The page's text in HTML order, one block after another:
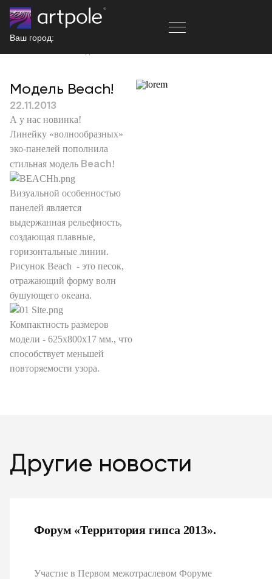
Ваш город:
Модель Beach!
22.11.2013
А у нас новинка!
Линейку «волнообразных»
эко-панелей пополнила
стильная модель Beach!
Визуальной особенностью
панелей является
выдержанная рельефность,
создающая плавные,
горизонтальные линии.
Рисунок Beach - это песок,
отражающий форму волн
бушующего океана.
Компактность размеров
модели - 625x800x17 мм., что
способствует меньшей
повторяемости узора.
Другие новости
Форум «Территория гипса 2013».
Участие в Первом межотраслевом Форуме